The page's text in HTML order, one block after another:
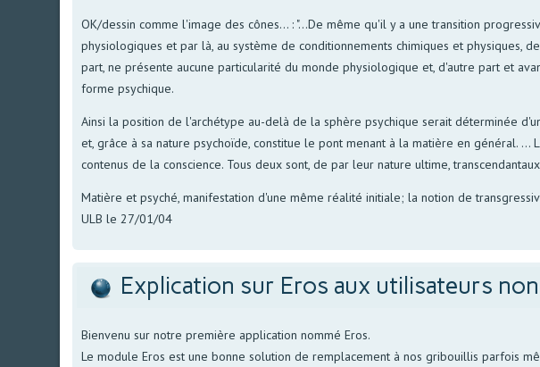
OK/dessin comme l'image des cônes... : "...De même qu'il y a une transition
physiologiques et par là, au système de conditionnements chimiques et physiques,
part, ne présente aucune particularité du monde physiologique et, d'autre part et
forme psychique.
Ainsi la position de l'archétype au-delà de la sphère psychique serait déterminée
et, grâce à sa nature psychoïde, constitue le pont menant à la matière en général.
contenus de la conscience. Tous deux sont, de par leur nature ultime,
Matière et psyché, manifestation d'une même réalité initiale; la notion de
ULB le 27/01/04
Explication sur Eros aux utilisateurs
Bienvenu sur notre première application nommé Eros.
Le module Eros est une bonne solution de remplacement à nos gribouillis parfois